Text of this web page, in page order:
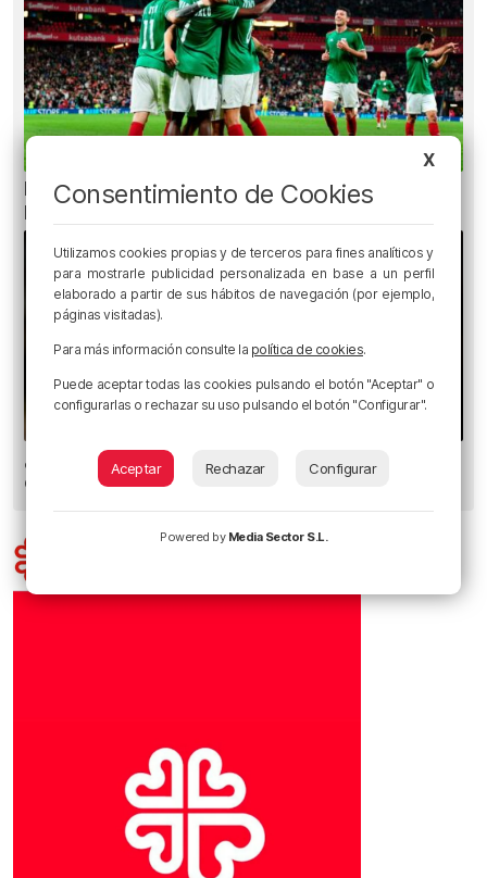
La oficialidad de la Euskal Selekzioa es posible
legalmente
¿Están preparados los bilbaínos para el
eclipse?
X
Consentimiento de Cookies
Utilizamos cookies propias y de terceros para fines analíticos y
para mostrarle publicidad personalizada en base a un perfil
elaborado a partir de sus hábitos de navegación (por ejemplo,
páginas visitadas).
Para más información consulte la política de cookies.
Puede aceptar todas las cookies pulsando el botón "Aceptar" o
configurarlas o rechazar su uso pulsando el botón "Configurar".
Aceptar Rechazar Configurar
Powered by Media Sector S.L.